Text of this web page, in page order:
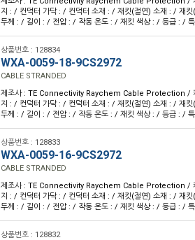
지 : / 컨덕터 가닥 : / 컨덕터 소재 : / 재킷(절연) 소재 : / 재
두께 : / 길이 : / 전압 : / 작동 온도 : / 재킷 색상 : / 등급 : /
상품번호 : 128834
WXA-0059-18-9CS2972
CABLE STRANDED
제조사 : TE Connectivity Raychem Cable Protection /
지 : / 컨덕터 가닥 : / 컨덕터 소재 : / 재킷(절연) 소재 : / 재
두께 : / 길이 : / 전압 : / 작동 온도 : / 재킷 색상 : / 등급 : /
상품번호 : 128833
WXA-0059-16-9CS2972
CABLE STRANDED
제조사 : TE Connectivity Raychem Cable Protection /
지 : / 컨덕터 가닥 : / 컨덕터 소재 : / 재킷(절연) 소재 : / 재
두께 : / 길이 : / 전압 : / 작동 온도 : / 재킷 색상 : / 등급 : /
상품번호 : 128832